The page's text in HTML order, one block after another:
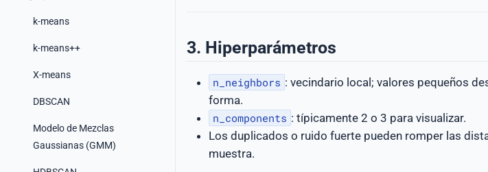
k-means
k-means++
X-means
DBSCAN
Modelo de Mezclas
Gaussianas (GMM)
3. Hiperparámetros
n_neighbors : vecindario local; valores pequeños
forma.
n_components : típicamente 2 o 3 para visualizar.
Los duplicados o ruido fuerte pueden romper las
muestra.